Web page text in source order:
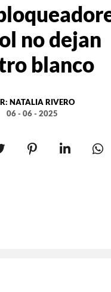
no dejan
blanco
NATALIA RIVERO
06 - 06 - 2025